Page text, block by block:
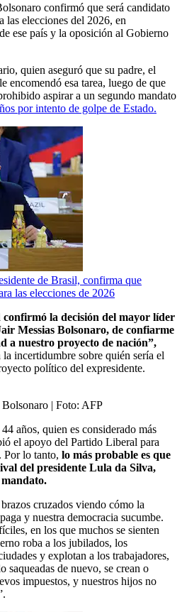
confirmó que será candidato
las elecciones del 2026, en
ese país y la oposición al Gobierno
quien aseguró que su padre, el
encomendó esa tarea, luego de que
aspirar a un segundo mandato
por intento de golpe de Estado.
de Brasil, confirma que
las elecciones de 2026
la decisión del mayor líder
Messias Bolsonaro, de confiarme
a nuestro proyecto de nación”,
incertidumbre sobre quién sería el
político del expresidente.
| Foto: AFP
años, quien es considerado más
el apoyo del Partido Liberal para
Por lo tanto, lo más probable es que
del presidente Lula da Silva,
cruzados viendo cómo la
y nuestra democracia sucumbe.
en los que muchos se sienten
roba a los jubilados, los
y explotan a los trabajadores,
saqueadas de nuevo, se crean o
impuestos, y nuestros hijos no